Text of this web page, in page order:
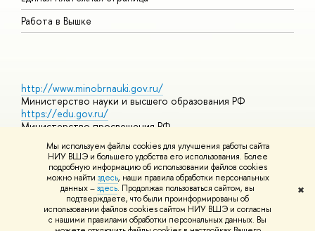
Мы используем файлы cookies для улучшения работы сайта
НИУ ВШЭ и большего удобства его использования. Более
подробную информацию об использовании файлов cookies
можно найти здесь, наши правила обработки персональных
данных –здесь. Продолжая пользоваться сайтом, вы
подтверждаете, что были проинформированы об
использовании файлов cookies сайтом НИУ ВШЭ и согласны
с нашими правилами обработки персональных данных. Вы
✖
Работа в Вышке
http://www.minobrnauki.gov.ru/
Министерство науки и высшего образования РФ
https://edu.gov.ru/
Министерство просвещения РФ
Массовые открытые онлайн-курсы
© НИУ ВШЭ 1993–2026 Адреса и контактыУсловия
использования материалов Политика конфиденциальности
Шрифты HSE Sans и HSE Slab разработаны вШколе дизайна НИУ